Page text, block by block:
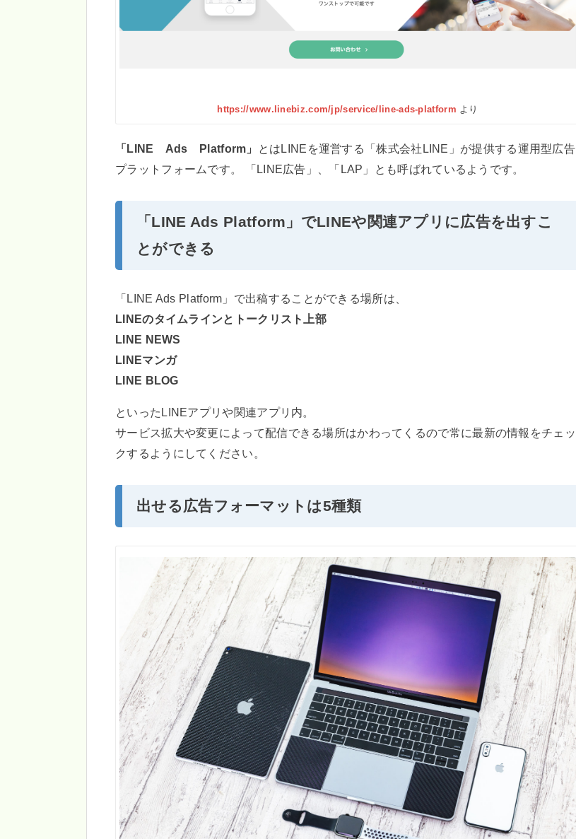
https://www.linebiz.com/jp/service/line-ads-platform より
「LINE Ads Platform」
とはLINEを運営する「株式会社LINE」が提供する運用型広告
プラットフォームです。 「LINE広告」、「LAP」とも呼ばれているようです。
「LINE Ads Platform」でLINEや関連アプリに広告を出すこ
とができる
「LINE Ads Platform」で出稿することができる場所は、
LINEのタイムラインとトークリスト上部
LINE NEWS
LINEマンガ
LINE BLOG
といったLINEアプリや関連アプリ内。
サービス拡大や変更によって配信できる場所はかわってくるので常に最新の情報をチェッ
クするようにしてください。
出せる広告フォーマットは5種類